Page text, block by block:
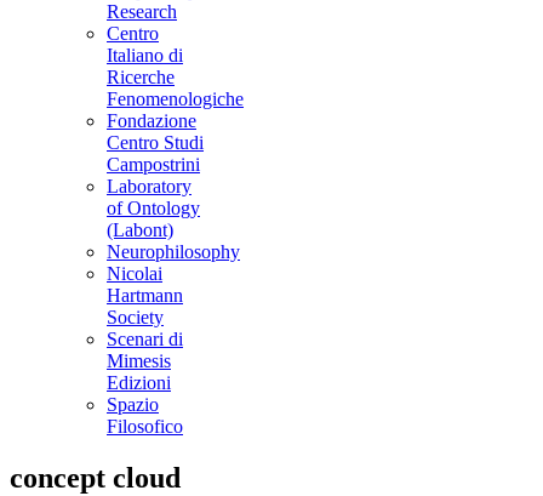
Research
Centro
Italiano di
Ricerche
Fenomenologiche
Fondazione
Centro Studi
Campostrini
Laboratory
of Ontology
(Labont)
Neurophilosophy
Nicolai
Hartmann
Society
Scenari di
Mimesis
Edizioni
Spazio
Filosofico
concept cloud